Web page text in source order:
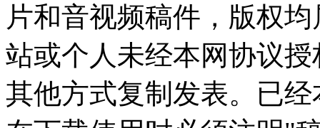
片和音视频稿件，版权
站或个人未经本网协议
其他方式复制发表。已